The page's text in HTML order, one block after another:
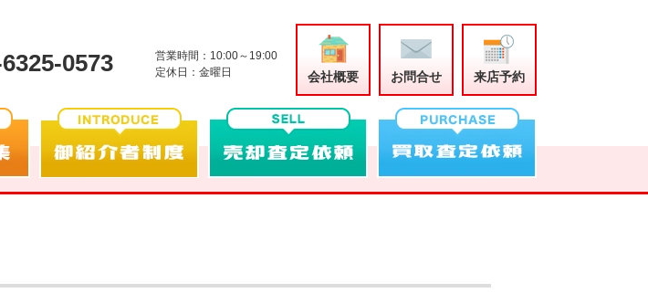
0573
営業時間：10:00～19:00
定休日：金曜日
会社概要 お問合せ 来店予約